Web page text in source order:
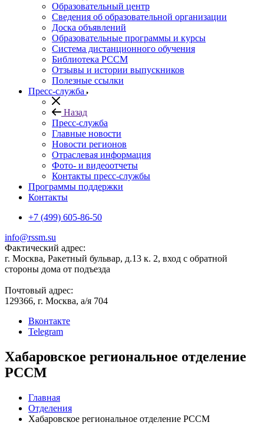
Образовательный центр
Сведения об образовательной организации
Доска объявлений
Образовательные программы и курсы
Система дистанционного обучения
Библиотека РССМ
Отзывы и истории выпускников
Полезные ссылки
Пресс-служба
Назад
Пресс-служба
Главные новости
Новости регионов
Отраслевая информация
Фото- и видеоотчеты
Контакты пресс-службы
Программы поддержки
Контакты
+7 (499) 605-86-50
info@rssm.su
Фактический адрес:
г. Москва, Ракетный бульвар, д.13 к. 2, вход с обратной
стороны дома от подъезда
Почтовый адрес:
129366, г. Москва, а/я 704
Вконтакте
Telegram
Хабаровское региональное отделение
РССМ
Главная
Отделения
Хабаровское региональное отделение РССМ